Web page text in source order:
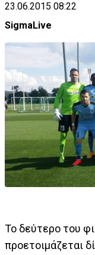
23.06.2015 08:22
SigmaLive
Το δεύτερο του
προετοιμάζεται